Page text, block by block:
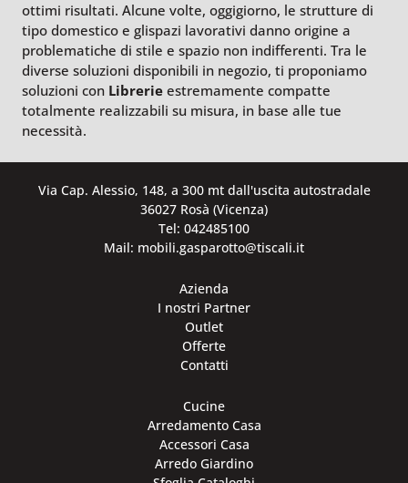
ottimi risultati. Alcune volte, oggigiorno, le strutture di
tipo domestico e glispazi lavorativi danno origine a
problematiche di stile e spazio non indifferenti. Tra le
diverse soluzioni disponibili in negozio, ti proponiamo
soluzioni con Librerie estremamente compatte
totalmente realizzabili su misura, in base alle tue
necessità.
Via Cap. Alessio, 148, a 300 mt dall'uscita autostradale
36027 Rosà (Vicenza)
Tel: 042485100
Mail: mobili.gasparotto@tiscali.it
Azienda
I nostri Partner
Outlet
Offerte
Contatti
Cucine
Arredamento Casa
Accessori Casa
Arredo Giardino